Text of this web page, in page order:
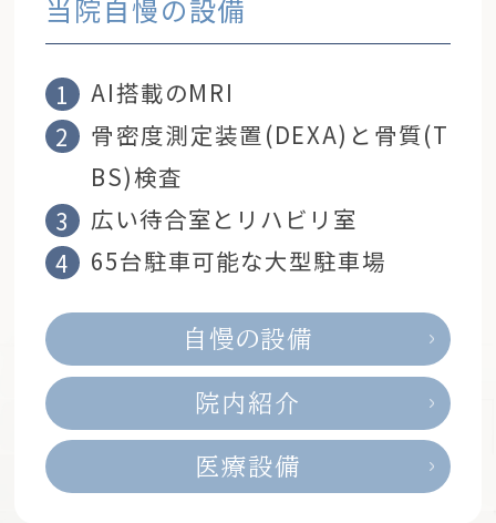
当院自慢の設備
AI搭載のMRI
骨密度測定装置(DEXA)と骨質(T
BS)検査
広い待合室とリハビリ室
65台駐車可能な大型駐車場
自慢の設備
院内紹介
医療設備